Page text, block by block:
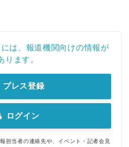
は、報道機関向けの情報が
ります。
プレス登録
ログイン
担当者の連絡先や、イベント・記者会見